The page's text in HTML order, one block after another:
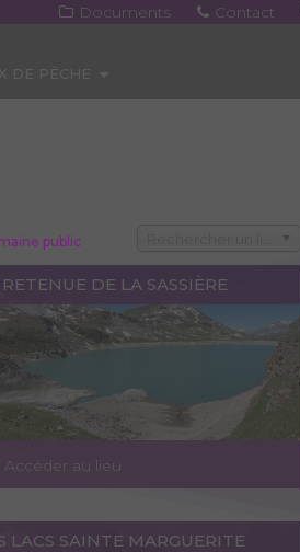
Documents Contact
public
DE LA SASSIÈRE
Accéder au lieu
LACS SAINTE MARGUERITE